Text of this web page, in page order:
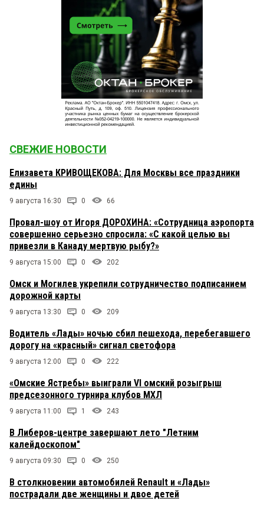
СВЕЖИЕ НОВОСТИ
Елизавета КРИВОЩЕКОВА: Для Москвы все праздники
едины
9 августа 16:30 0 66
Провал-шоу от Игоря ДОРОХИНА: «Сотрудница аэропорта
совершенно серьезно спросила: «С какой целью вы
привезли в Канаду мертвую рыбу?»
9 августа 15:00 0 202
Омск и Могилев укрепили сотрудничество подписанием
дорожной карты
9 августа 13:30 0 209
Водитель «Лады» ночью сбил пешехода, перебегавшего
дорогу на «красный» сигнал светофора
9 августа 12:00 0 222
«Омские Ястребы» выиграли VI омский розыгрыш
предсезонного турнира клубов МХЛ
9 августа 11:00 1 243
В Либеров-центре завершают лето "Летним
калейдоскопом"
9 августа 09:30 0 250
В столкновении автомобилей Renault и «Лады»
пострадали две женщины и двое детей